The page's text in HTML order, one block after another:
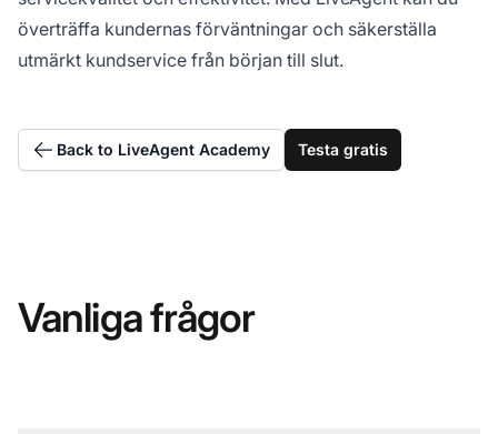
överträffa kundernas förväntningar och säkerställa
utmärkt kundservice från början till slut.
Back to LiveAgent Academy Testa gratis
Vanliga frågor